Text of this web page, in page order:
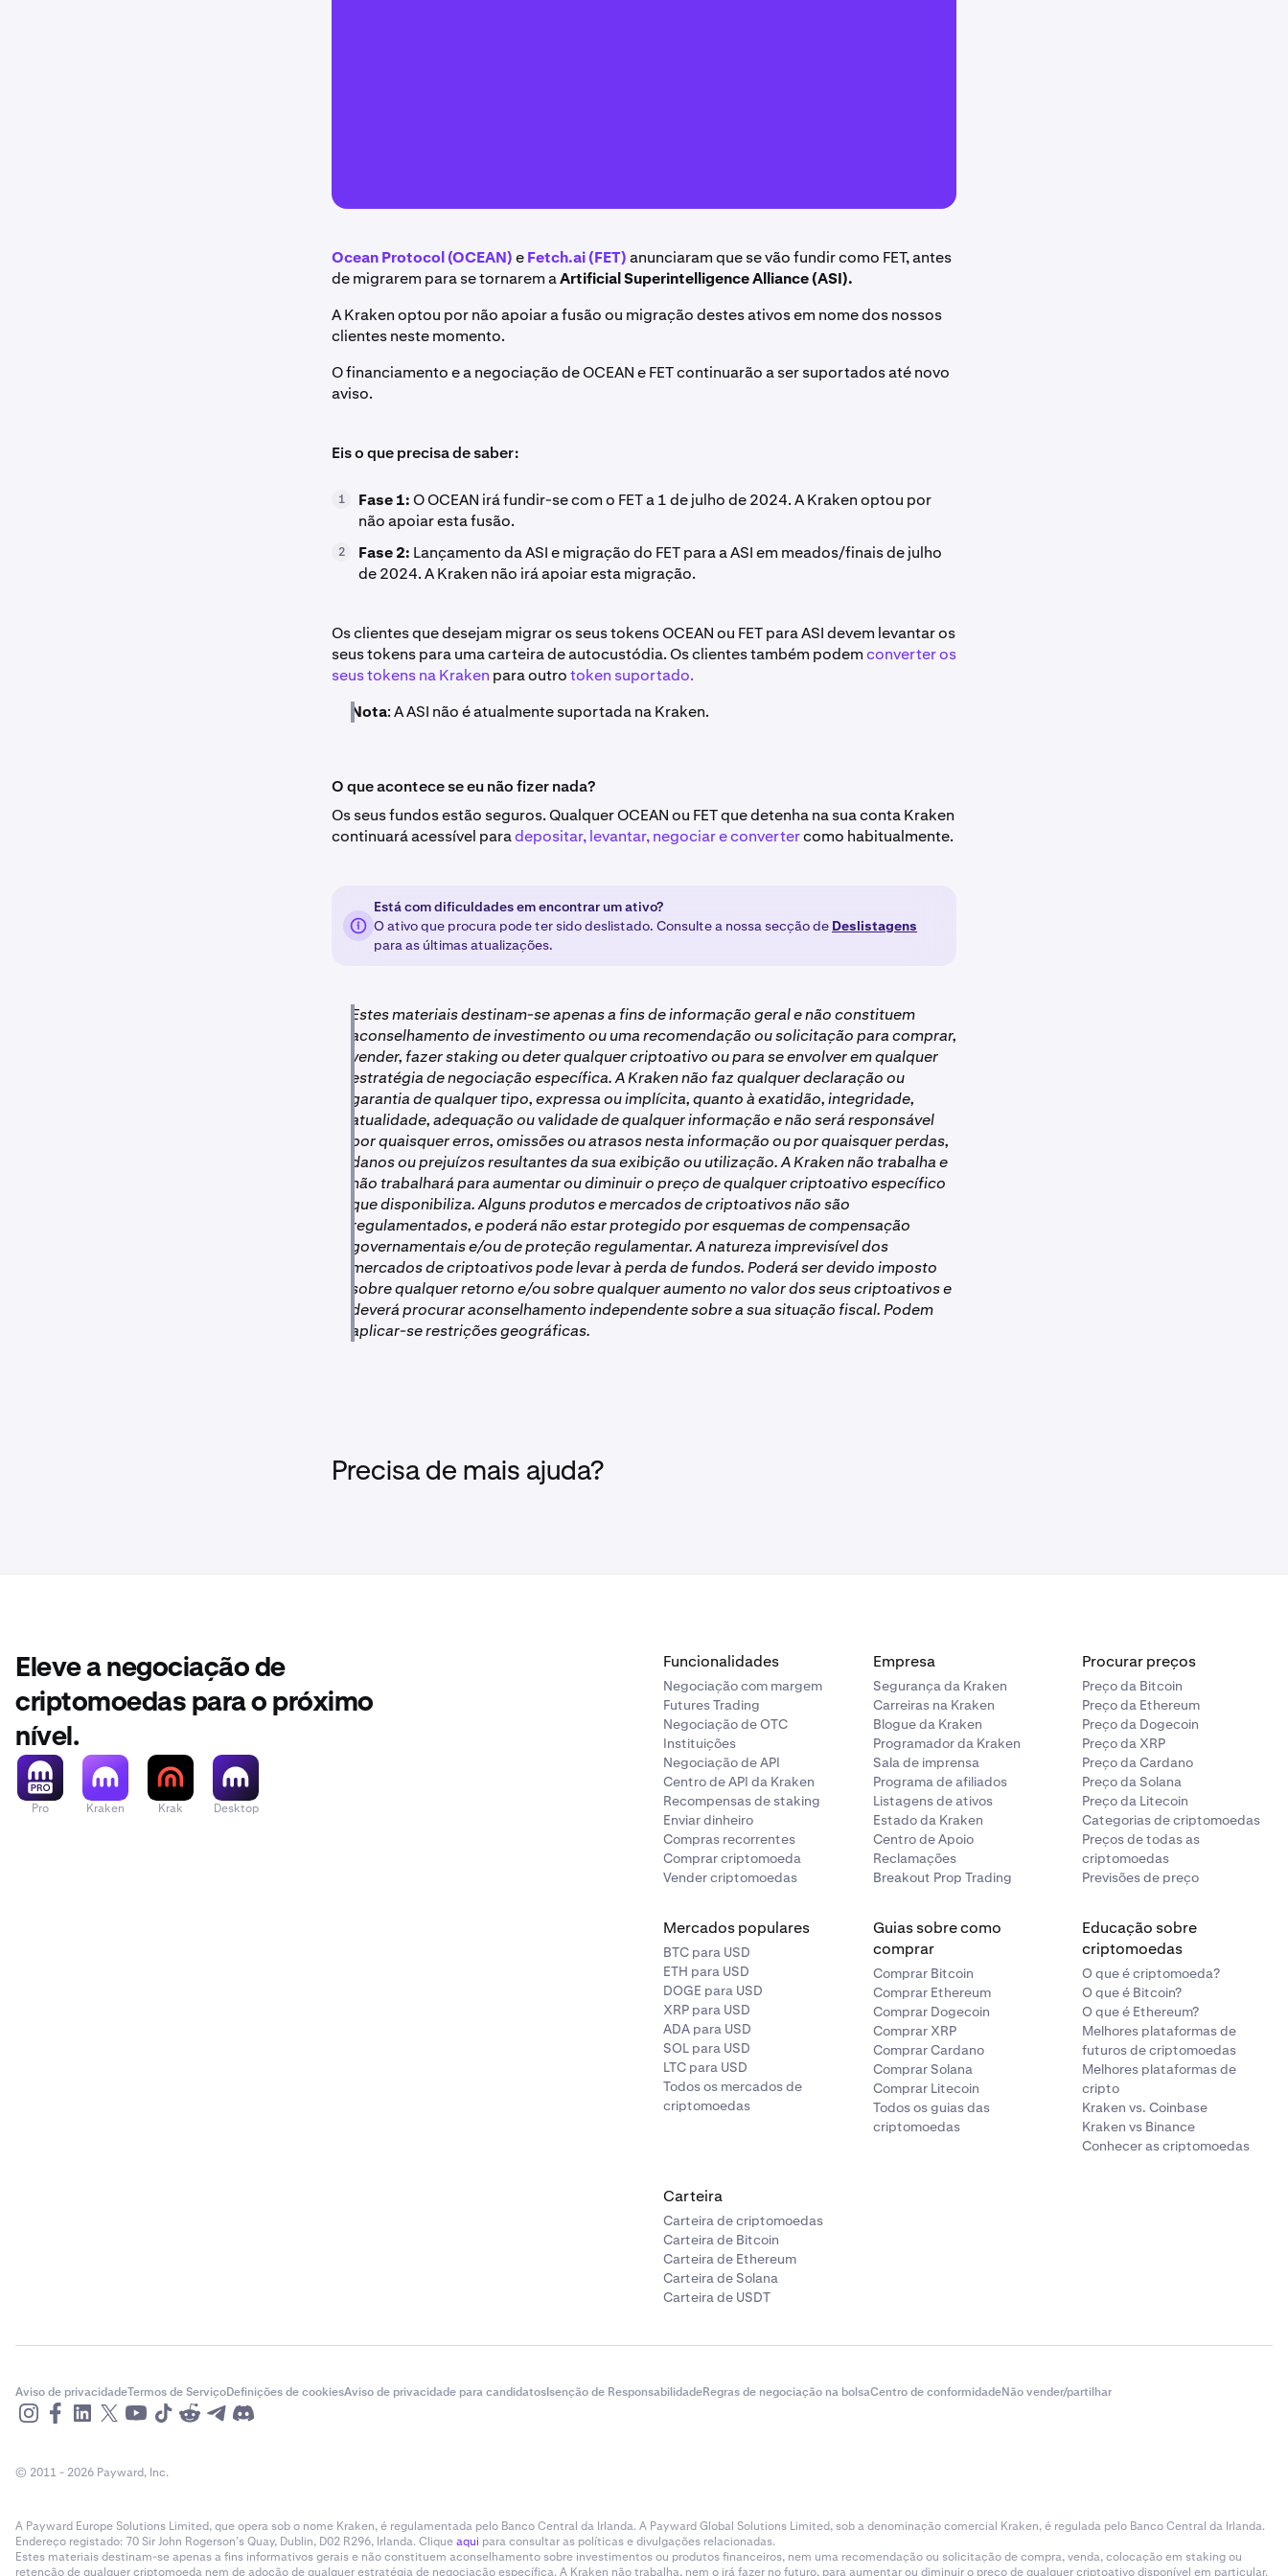
Ocean Protocol (OCEAN)eFetch.ai (FET)anunciaram que se vão fundir como FET, antes
de migrarem para se tornarem aArtificial Superintelligence Alliance (ASI).
A Kraken optou por não apoiar a fusão ou migração destes ativos em nome dos nossos
clientes neste momento.
O financiamento e a negociação de OCEAN e FET continuarão a ser suportados até novo
aviso.
Eis o que precisa de saber:
1 Fase 1:O OCEAN irá fundir-se com o FET a 1 de julho de 2024. A Kraken optou por
não apoiar esta fusão.
2 Fase 2: Lançamento da ASI e migração do FET para a ASI em meados/finais de julho
de 2024. A Kraken não irá apoiar esta migração.
Os clientes que desejam migrar os seus tokens OCEAN ou FET para ASI devem levantar os
seus tokens para uma carteira de autocustódia. Os clientes também podemconverter os
seus tokens na Kraken para outrotoken suportado.
Nota: A ASI não é atualmente suportada na Kraken.
O que acontece se eu não fizer nada?
Os seus fundos estão seguros. Qualquer OCEAN ou FET que detenha na sua conta Kraken
continuará acessível paradepositar, levantar, negociar e convertercomo habitualmente.
Está com dificuldades em encontrar um ativo?
O ativo que procura pode ter sido deslistado. Consulte a nossa secção de Deslistagens
para as últimas atualizações.
Estes materiais destinam-se apenas a fins de informação geral e não constituem
aconselhamento de investimento ou uma recomendação ou solicitação para comprar,
vender, fazer staking ou deter qualquer criptoativo ou para se envolver em qualquer
estratégia de negociação específica. A Kraken não faz qualquer declaração ou
garantia de qualquer tipo, expressa ou implícita, quanto à exatidão, integridade,
atualidade, adequação ou validade de qualquer informação e não será responsável
por quaisquer erros, omissões ou atrasos nesta informação ou por quaisquer perdas,
danos ou prejuízos resultantes da sua exibição ou utilização. A Kraken não trabalha e
não trabalhará para aumentar ou diminuir o preço de qualquer criptoativo específico
que disponibiliza. Alguns produtos e mercados de criptoativos não são
regulamentados, e poderá não estar protegido por esquemas de compensação
governamentais e/ou de proteção regulamentar. A natureza imprevisível dos
mercados de criptoativos pode levar à perda de fundos. Poderá ser devido imposto
sobre qualquer retorno e/ou sobre qualquer aumento no valor dos seus criptoativos e
deverá procurar aconselhamento independente sobre a sua situação fiscal. Podem
aplicar-se restrições geográficas.
Precisa de mais ajuda?
Eleve a negociação de
criptomoedas para o próximo
nível.
Pro Kraken Krak Desktop
Funcionalidades
Negociação com margem
Futures Trading
Negociação de OTC
Instituições
Negociação de API
Centro de API da Kraken
Recompensas de staking
Enviar dinheiro
Compras recorrentes
Comprar criptomoeda
Vender criptomoedas
Empresa
Segurança da Kraken
Carreiras na Kraken
Blogue da Kraken
Programador da Kraken
Sala de imprensa
Programa de afiliados
Listagens de ativos
Estado da Kraken
Centro de Apoio
Reclamações
Breakout Prop Trading
Procurar preços
Preço da Bitcoin
Preço da Ethereum
Preço da Dogecoin
Preço da XRP
Preço da Cardano
Preço da Solana
Preço da Litecoin
Categorias de criptomoedas
Preços de todas as
criptomoedas
Previsões de preço
Mercados populares
BTC para USD
ETH para USD
DOGE para USD
XRP para USD
ADA para USD
SOL para USD
LTC para USD
Todos os mercados de
criptomoedas
Guias sobre como
comprar
Comprar Bitcoin
Comprar Ethereum
Comprar Dogecoin
Comprar XRP
Comprar Cardano
Comprar Solana
Comprar Litecoin
Todos os guias das
criptomoedas
Educação sobre
criptomoedas
O que é criptomoeda?
O que é Bitcoin?
O que é Ethereum?
Melhores plataformas de
futuros de criptomoedas
Melhores plataformas de
cripto
Kraken vs. Coinbase
Kraken vs Binance
Conhecer as criptomoedas
Carteira
Carteira de criptomoedas
Carteira de Bitcoin
Carteira de Ethereum
Carteira de Solana
Carteira de USDT
Aviso de privacidadeTermos de ServiçoDefinições de cookiesAviso de privacidade para candidatosIsenção de ResponsabilidadeRegras de negociação na bolsaCentro de conformidadeNão vender/partilhar
© 2011 - 2026 Payward, Inc.
A Payward Europe Solutions Limited, que opera sob o nome Kraken, é regulamentada pelo Banco Central da Irlanda. A Payward Global Solutions Limited, sob a denominação comercial Kraken, é regulada pelo Banco Central da Irlanda.
Endereço registado: 70 Sir John Rogerson’s Quay, Dublin, D02 R296, Irlanda. Cliqueaqui para consultar as políticas e divulgações relacionadas.
Estes materiais destinam-se apenas a fins informativos gerais e não constituem aconselhamento sobre investimentos ou produtos financeiros, nem uma recomendação ou solicitação de compra, venda, colocação em staking ou
retenção de qualquer criptomoeda nem de adoção de qualquer estratégia de negociação específica. A Kraken não trabalha, nem o irá fazer no futuro, para aumentar ou diminuir o preço de qualquer criptoativo disponível em particular.